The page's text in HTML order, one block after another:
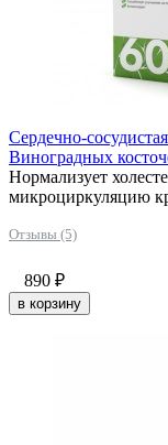
Сердечно-
Виноградных
Нормализует
микроциркуляцию
Отзывы (5)
890 ₽
в корзину